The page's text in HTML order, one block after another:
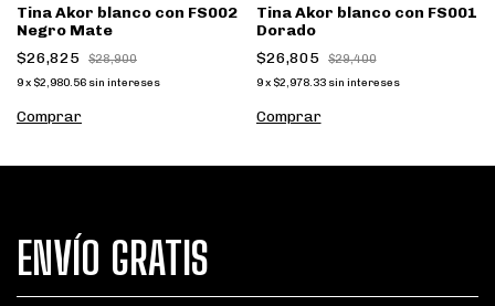
Tina Akor blanco con FS002
Negro Mate
$26,825
$28,900
9x $2,980.56 sin intereses
Comprar
Tina Akor blanco con FS001
Dorado
$26,805
$29,400
9 x $2,978.33 sin intereses
Comprar
ENVÍO GRATIS